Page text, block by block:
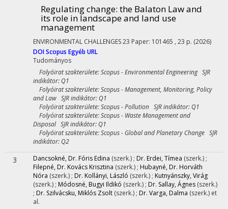
Regulating change: the Balaton Law and
its role in landscape and land use
management
ENVIRONMENTAL CHALLENGES23 Paper: 101465 , 23 p. (2026)
DOIScopus Egyéb URL
Tudományos
Folyóirat szakterülete: Scopus - Environmental Engineering SJR
indikátor: Q1
Folyóirat szakterülete: Scopus - Management, Monitoring, Policy
and Law SJR indikátor: Q1
Folyóirat szakterülete: Scopus - Pollution SJR indikátor: Q1
Folyóirat szakterülete: Scopus - Waste Management and
Disposal SJR indikátor: Q1
Folyóirat szakterülete: Scopus - Global and Planetary Change SJR
indikátor: Q2
3 Dancsokné, Dr. Fóris Edina (szerk.) ; Dr. Erdei, Tímea (szerk.) ;
Filepné, Dr. Kovács Krisztina (szerk.) ; Hubayné, Dr. Horváth
Nóra (szerk.) ; Dr. Kollányi, László (szerk.) ; Kutnyánszky, Virág
(szerk.) ; Módosné, Bugyi Ildikó (szerk.) ; Dr. Sallay, Ágnes (szerk.)
; Dr. Szilvácsku, Miklós Zsolt (szerk.) ; Dr. Varga, Dalma (szerk.) et
al.